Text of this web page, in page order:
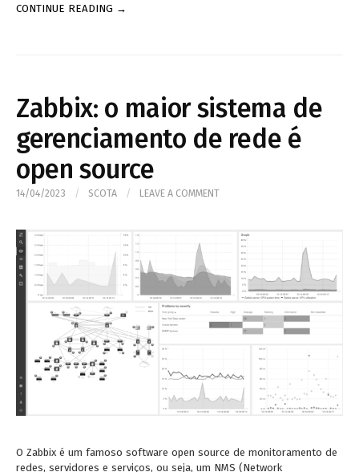
CONTINUE READING →
Zabbix: o maior sistema de
gerenciamento de rede é
open source
14/04/2023 / SCOTA / LEAVE A COMMENT
O Zabbix é um famoso software open source de monitoramento de
redes, servidores e serviços, ou seja, um NMS (Network